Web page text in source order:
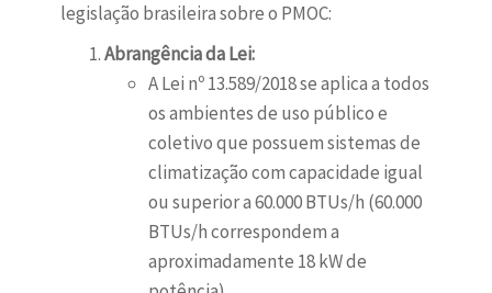
legislação brasileira sobre o PMOC:
Abrangência da Lei:
A Lei nº 13.589/2018 se aplica a todos
os ambientes de uso público e
coletivo que possuem sistemas de
climatização com capacidade igual
ou superior a 60.000 BTUs/h (60.000
BTUs/h correspondem a
aproximadamente 18 kW de